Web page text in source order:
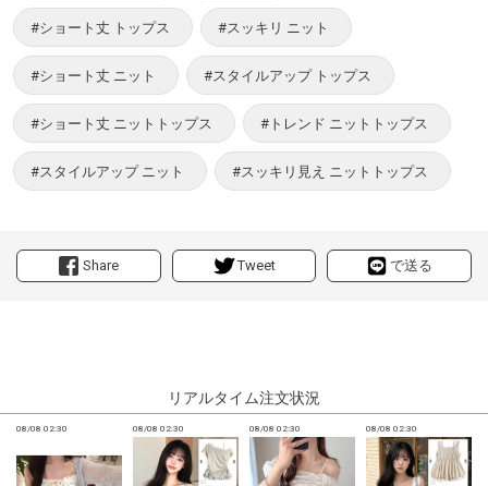
Share Tweet で送る
#ショート丈 トップス #スッキリ ニット
#ショート丈 ニット #スタイルアップ トップス
#ショート丈 ニットトップス #トレンド ニットトップス
#スタイルアップ ニット #スッキリ見え ニットトップス
リアルタイム注文状況
08/08 02:30 08/08 02:30 08/08 02:30 08/08 02:30